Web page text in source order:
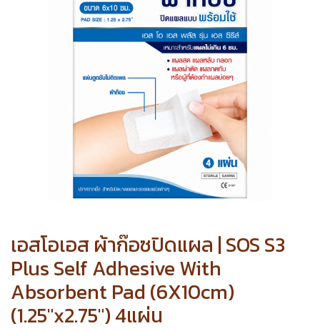
เอสโอเอส ผ้าก๊อซปิดแผล | SOS S3
Plus Self Adhesive With
Absorbent Pad (6X10cm)
(1.25″x2.75″) 4แผ่น